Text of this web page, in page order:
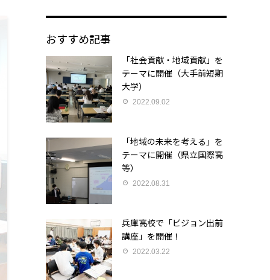
おすすめ記事
「社会貢献・地域貢献」を
テーマに開催（大手前短期
大学）
2022.09.02
「地域の未来を考える」を
テーマに開催（県立国際高
等）
2022.08.31
兵庫高校で「ビジョン出前
講座」を開催！
2022.03.22